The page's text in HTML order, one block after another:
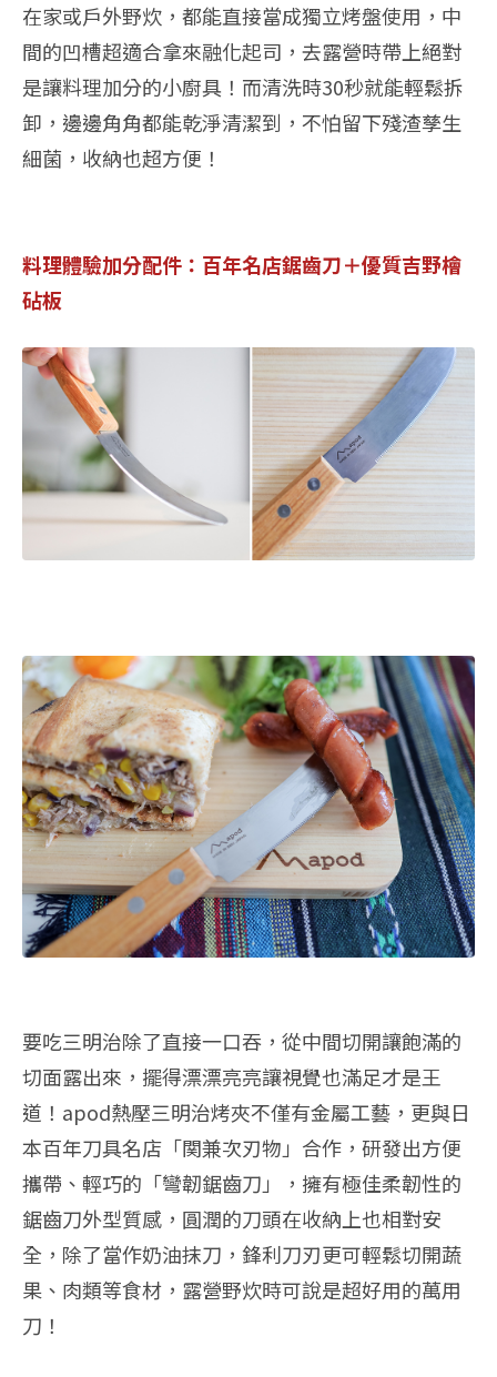
在家或戶外野炊，都能直接當成獨立烤盤使用，中
間的凹槽超適合拿來融化起司，去露營時帶上絕對
是讓料理加分的小廚具！而清洗時30秒就能輕鬆拆
卸，邊邊角角都能乾淨清潔到，不怕留下殘渣孳生
細菌，收納也超方便！
料理體驗加分配件：百年名店鋸齒刀＋優質吉野檜
砧板
要吃三明治除了直接一口吞，從中間切開讓飽滿的
切面露出來，擺得漂漂亮亮讓視覺也滿足才是王
道！apod熱壓三明治烤夾不僅有金屬工藝，更與日
本百年刀具名店「関兼次刃物」合作，研發出方便
攜帶、輕巧的「彎韌鋸齒刀」，擁有極佳柔韌性的
鋸齒刀外型質感，圓潤的刀頭在收納上也相對安
全，除了當作奶油抹刀，鋒利刀刃更可輕鬆切開蔬
果、肉類等食材，露營野炊時可說是超好用的萬用
刀！